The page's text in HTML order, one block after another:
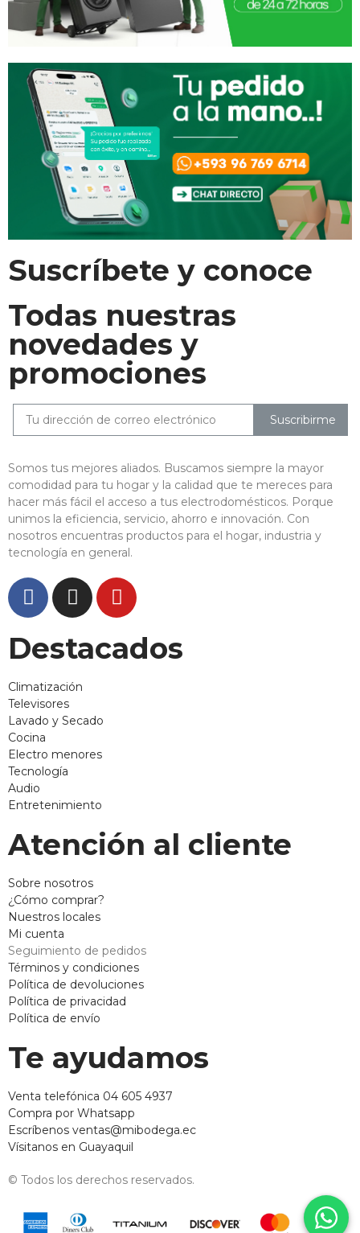
Suscríbete y conoce
Todas nuestras
novedades y
promociones
Suscribirme
Somos tus mejores aliados. Buscamos siempre la mayor
comodidad para tu hogar y la calidad que te mereces para
hacer más fácil el acceso a tus electrodomésticos. Porque
unimos la eficiencia, servicio, ahorro e innovación. Con
nosotros encuentras productos para el hogar, industria y
tecnología en general.
Destacados
Climatización
Televisores
Lavado y Secado
Cocina
Electro menores
Tecnología
Audio
Entretenimiento
Atención al cliente
Sobre nosotros
¿Cómo comprar?
Nuestros locales
Mi cuenta
Seguimiento de pedidos
Términos y condiciones
Política de devoluciones
Política de privacidad
Política de envío
Te ayudamos
Venta telefónica 04 605 4937
Compra por Whatsapp
Escríbenos ventas@mibodega.ec
Vísitanos en Guayaquil
© Todos los derechos reservados.